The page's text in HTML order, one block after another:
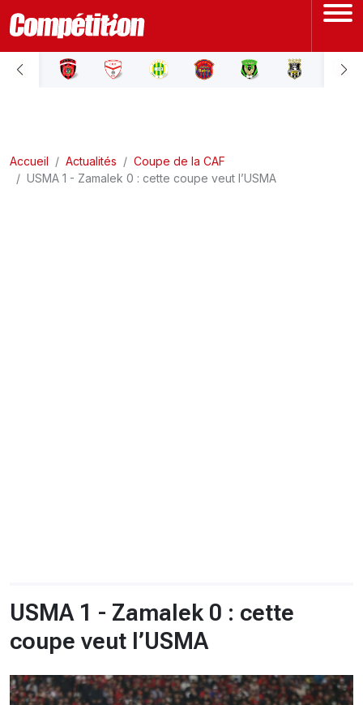
ACCUEIL
LIGUE 2
Accueil Actualités
Coupe de la CAF
USMA 1 - Zamalek 0 : cette coupe veut l’USMA
USMA 1 - Zamalek 0 : cette
coupe veut l’USMA